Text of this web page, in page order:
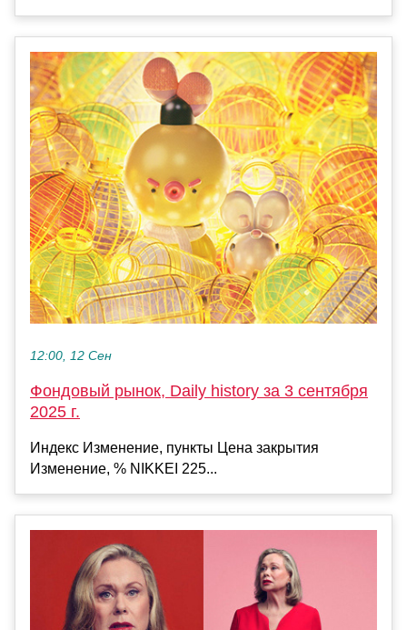
12:00, 12 Сен
Фондовый рынок, Daily history за 3 сентября
2025 г.
Индекс Изменение, пункты Цена закрытия
Изменение, % NIKKEI 225...